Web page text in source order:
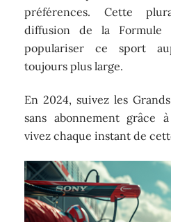
préférences. Cette
diffusion de la
populariser ce sport
toujours plus large.
En 2024, suivez les
sans abonnement grâce
vivez chaque instant de